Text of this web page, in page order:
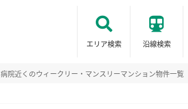
エリア検索 沿線検索
病院近くのウィークリー・マンスリーマンション物件一覧